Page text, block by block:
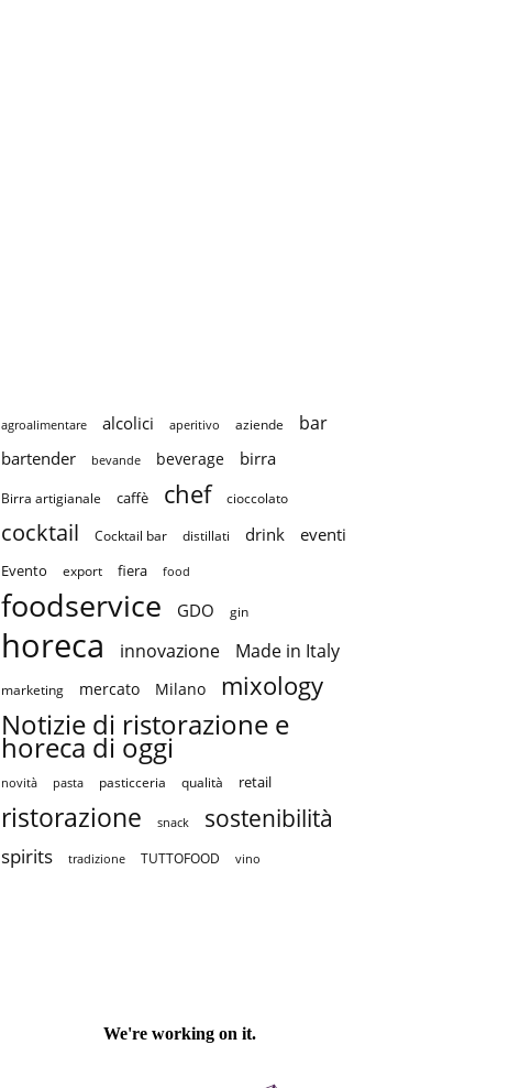
agroalimentare alcolici aperitivo aziende bar
bartender bevande beverage birra
Birra artigianale caffè chef cioccolato
cocktail Cocktail bar distillati drink eventi
Evento export fiera food
foodservice GDO gin
horeca innovazione Made in Italy
marketing mercato Milano mixology
Notizie di ristorazione e
horeca di oggi
novità pasta pasticceria qualità retail
ristorazione snack sostenibilità
spirits tradizione TUTTOFOOD vino